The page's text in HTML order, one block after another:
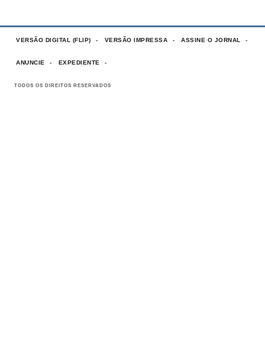
VERSÃO DIGITAL (FLIP) VERSÃO IMPRESSA ASSINE O JORNAL
ANUNCIE EXPEDIENTE
TODOS OS DIREITOS RESERVADOS